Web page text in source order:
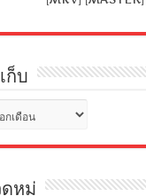
ก็บ
หมู่